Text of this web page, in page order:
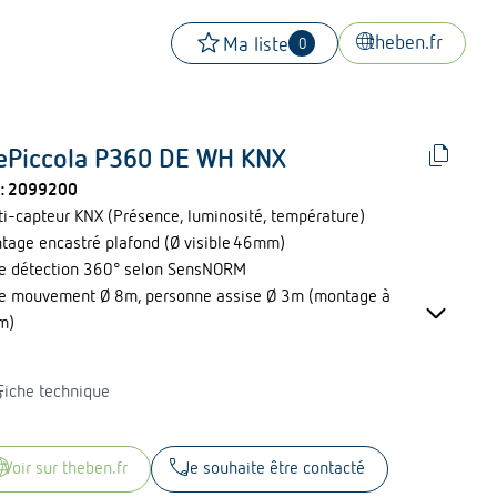
starMa liste 0 languagetheben.fr
P360 DE WH KNX
2099200
file_copy
capteur KNX (Présence, luminosité, température)
encastré plafond (Ø visible 46mm)
détection 360° selon SensNORM
mouvement Ø 8m, personne assise Ø 3m (montage à
jour/nuit avec fonctionnement différent
de lumière mixte, IP55
sur le bus KNX < 7,5 mA
keyboard_arrow_down
Fiche technique
voir sur theben.fr callJe souhaite être contacté